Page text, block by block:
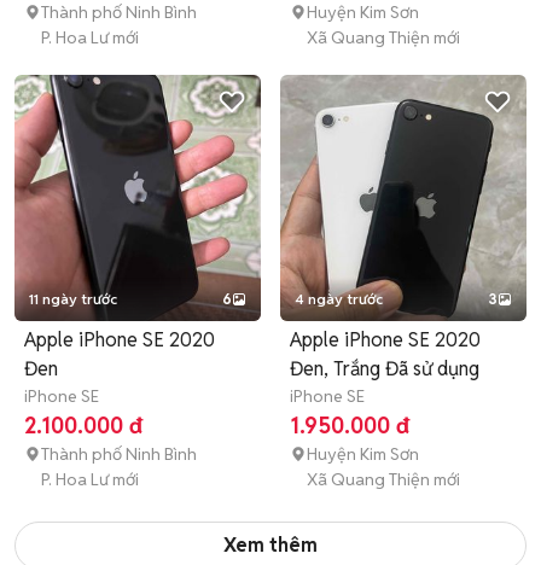
Thành phố Ninh Bình
P. Hoa Lư mới
Huyện Kim Sơn
Xã Quang Thiện mới
11 ngày trước 6
Apple iPhone SE 2020
Đen
iPhone SE
2.100.000 đ
Thành phố Ninh Bình
P. Hoa Lư mới
4 ngày trước 3
Apple iPhone SE 2020
Đen, Trắng Đã sử dụng
iPhone SE
1.950.000 đ
Huyện Kim Sơn
Xã Quang Thiện mới
Xem thêm